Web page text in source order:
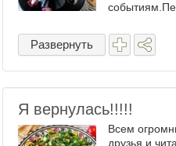
сына,после
Развернуть
Я вернулась!!!!!
Всем
друзья и